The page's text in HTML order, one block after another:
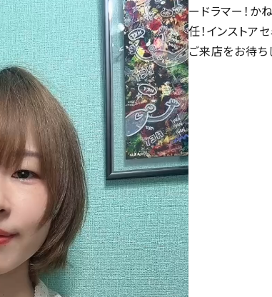
ードラマー！か
任！インストア
ご来店をお待ち